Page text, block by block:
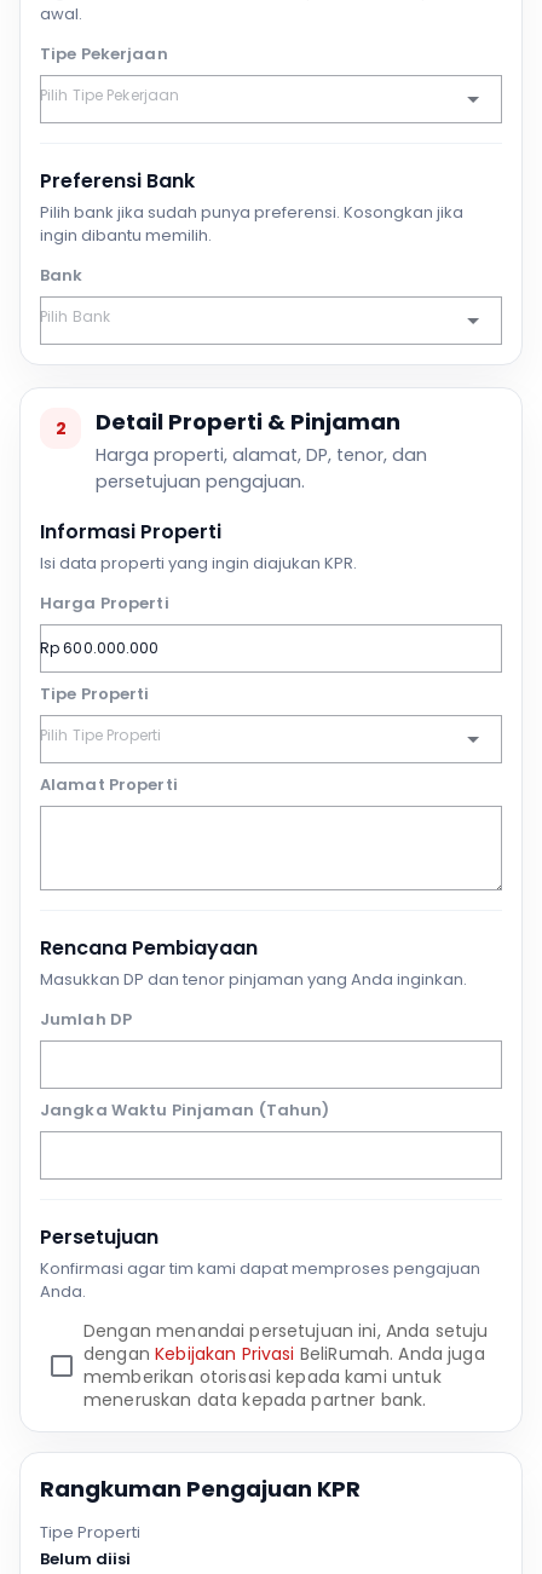
awal.
Tipe Pekerjaan
Preferensi Bank
Pilih bank jika sudah punya preferensi. Kosongkan jika
ingin dibantu memilih.
Bank
2 Detail Properti & Pinjaman
Harga properti, alamat, DP, tenor, dan
persetujuan pengajuan.
Informasi Properti
Isi data properti yang ingin diajukan KPR.
Harga Properti
Tipe Properti
Alamat Properti
Rencana Pembiayaan
Masukkan DP dan tenor pinjaman yang Anda inginkan.
Jumlah DP
Jangka Waktu Pinjaman (Tahun)
Persetujuan
Konfirmasi agar tim kami dapat memproses pengajuan
Anda.
Dengan menandai persetujuan ini, Anda setuju
denganKebijakan Privasi BeliRumah. Anda juga
memberikan otorisasi kepada kami untuk
meneruskan data kepada partner bank.
Rangkuman Pengajuan KPR
Tipe Properti
Belum diisi